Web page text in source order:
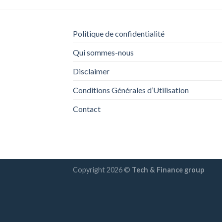
Politique de confidentialité
Qui sommes-nous
Disclaimer
Conditions Générales d’Utilisation
Contact
Copyright 2026 © Tech & Finance group